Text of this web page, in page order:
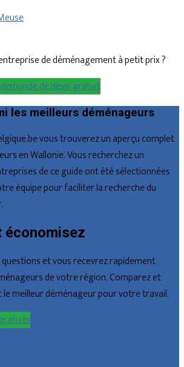
de déménagement à petit prix ?
de devis gratuit
les meilleurs déménageurs
vous trouverez un aperçu complet
en Wallonie. Vous recherchez un
de ce guide ont été sélectionnées
équipe pour faciliter la recherche du
économisez
questions et vous recevrez rapidement
de votre région. Comparez et
meilleur déménageur pour votre travail.